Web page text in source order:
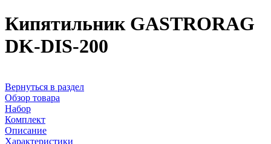
Кипятильник GASTRORAG
DK-DIS-200
Вернуться в раздел
Обзор товара
Набор
Комплект
Описание
Характеристики